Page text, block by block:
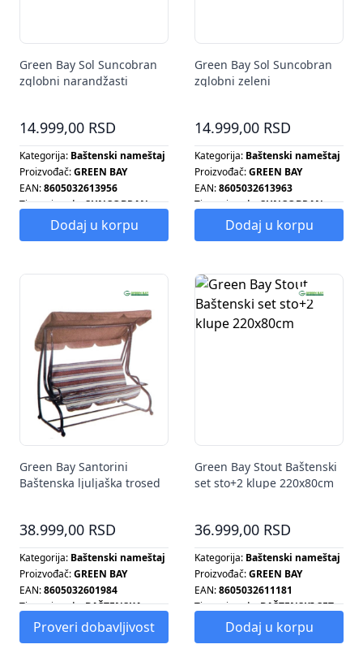
Green Bay Sol Suncobran
zglobni narandžasti
14.999,00 RSD
Kategorija: Baštenski nameštaj
Proizvođač:GREEN BAY
EAN:8605032613956
Tip proizvoda:SUNCOBRAN
Dodaj u korpu
Green Bay Sol Suncobran
zglobni zeleni
14.999,00 RSD
Kategorija: Baštenski nameštaj
Proizvođač:GREEN BAY
EAN:8605032613963
Tip proizvoda:SUNCOBRAN
Dodaj u korpu
Green Bay Santorini
Baštenska ljuljaška trosed
38.999,00 RSD
Kategorija: Baštenski nameštaj
Proizvođač:GREEN BAY
EAN:8605032601984
Tip proizvoda:BAŠTENSKA
LJULJAŠKA
Proveri dobavljivost
Green Bay Stout Baštenski
set sto+2 klupe 220x80cm
36.999,00 RSD
Kategorija: Baštenski nameštaj
Proizvođač:GREEN BAY
EAN:8605032611181
Tip proizvoda:BAŠTENSKI SET
Dodaj u korpu